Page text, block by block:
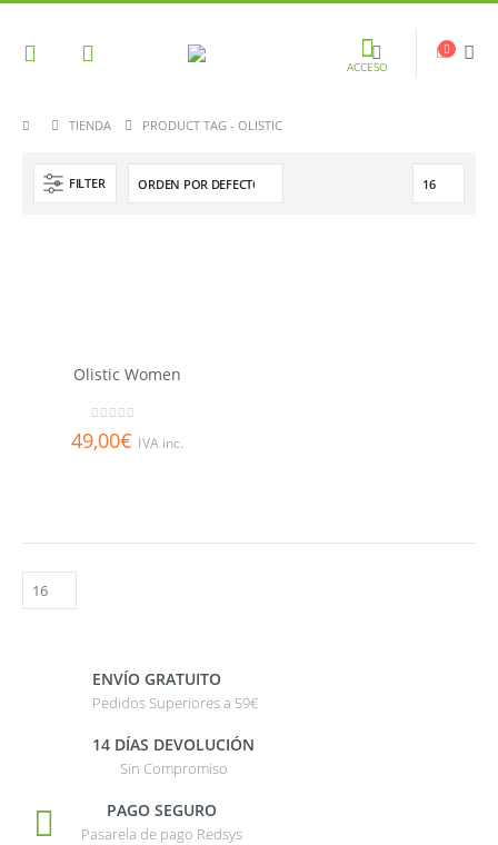
ACCESO
TIENDA PRODUCT TAG - OLISTIC
FILTER
Olistic Women
49,00€ IVA inc.
ENVÍO GRATUITO
Pedidos Superiores a 59€
14 DÍAS DEVOLUCIÓN
Sin Compromiso
PAGO SEGURO
Pasarela de pago Redsys